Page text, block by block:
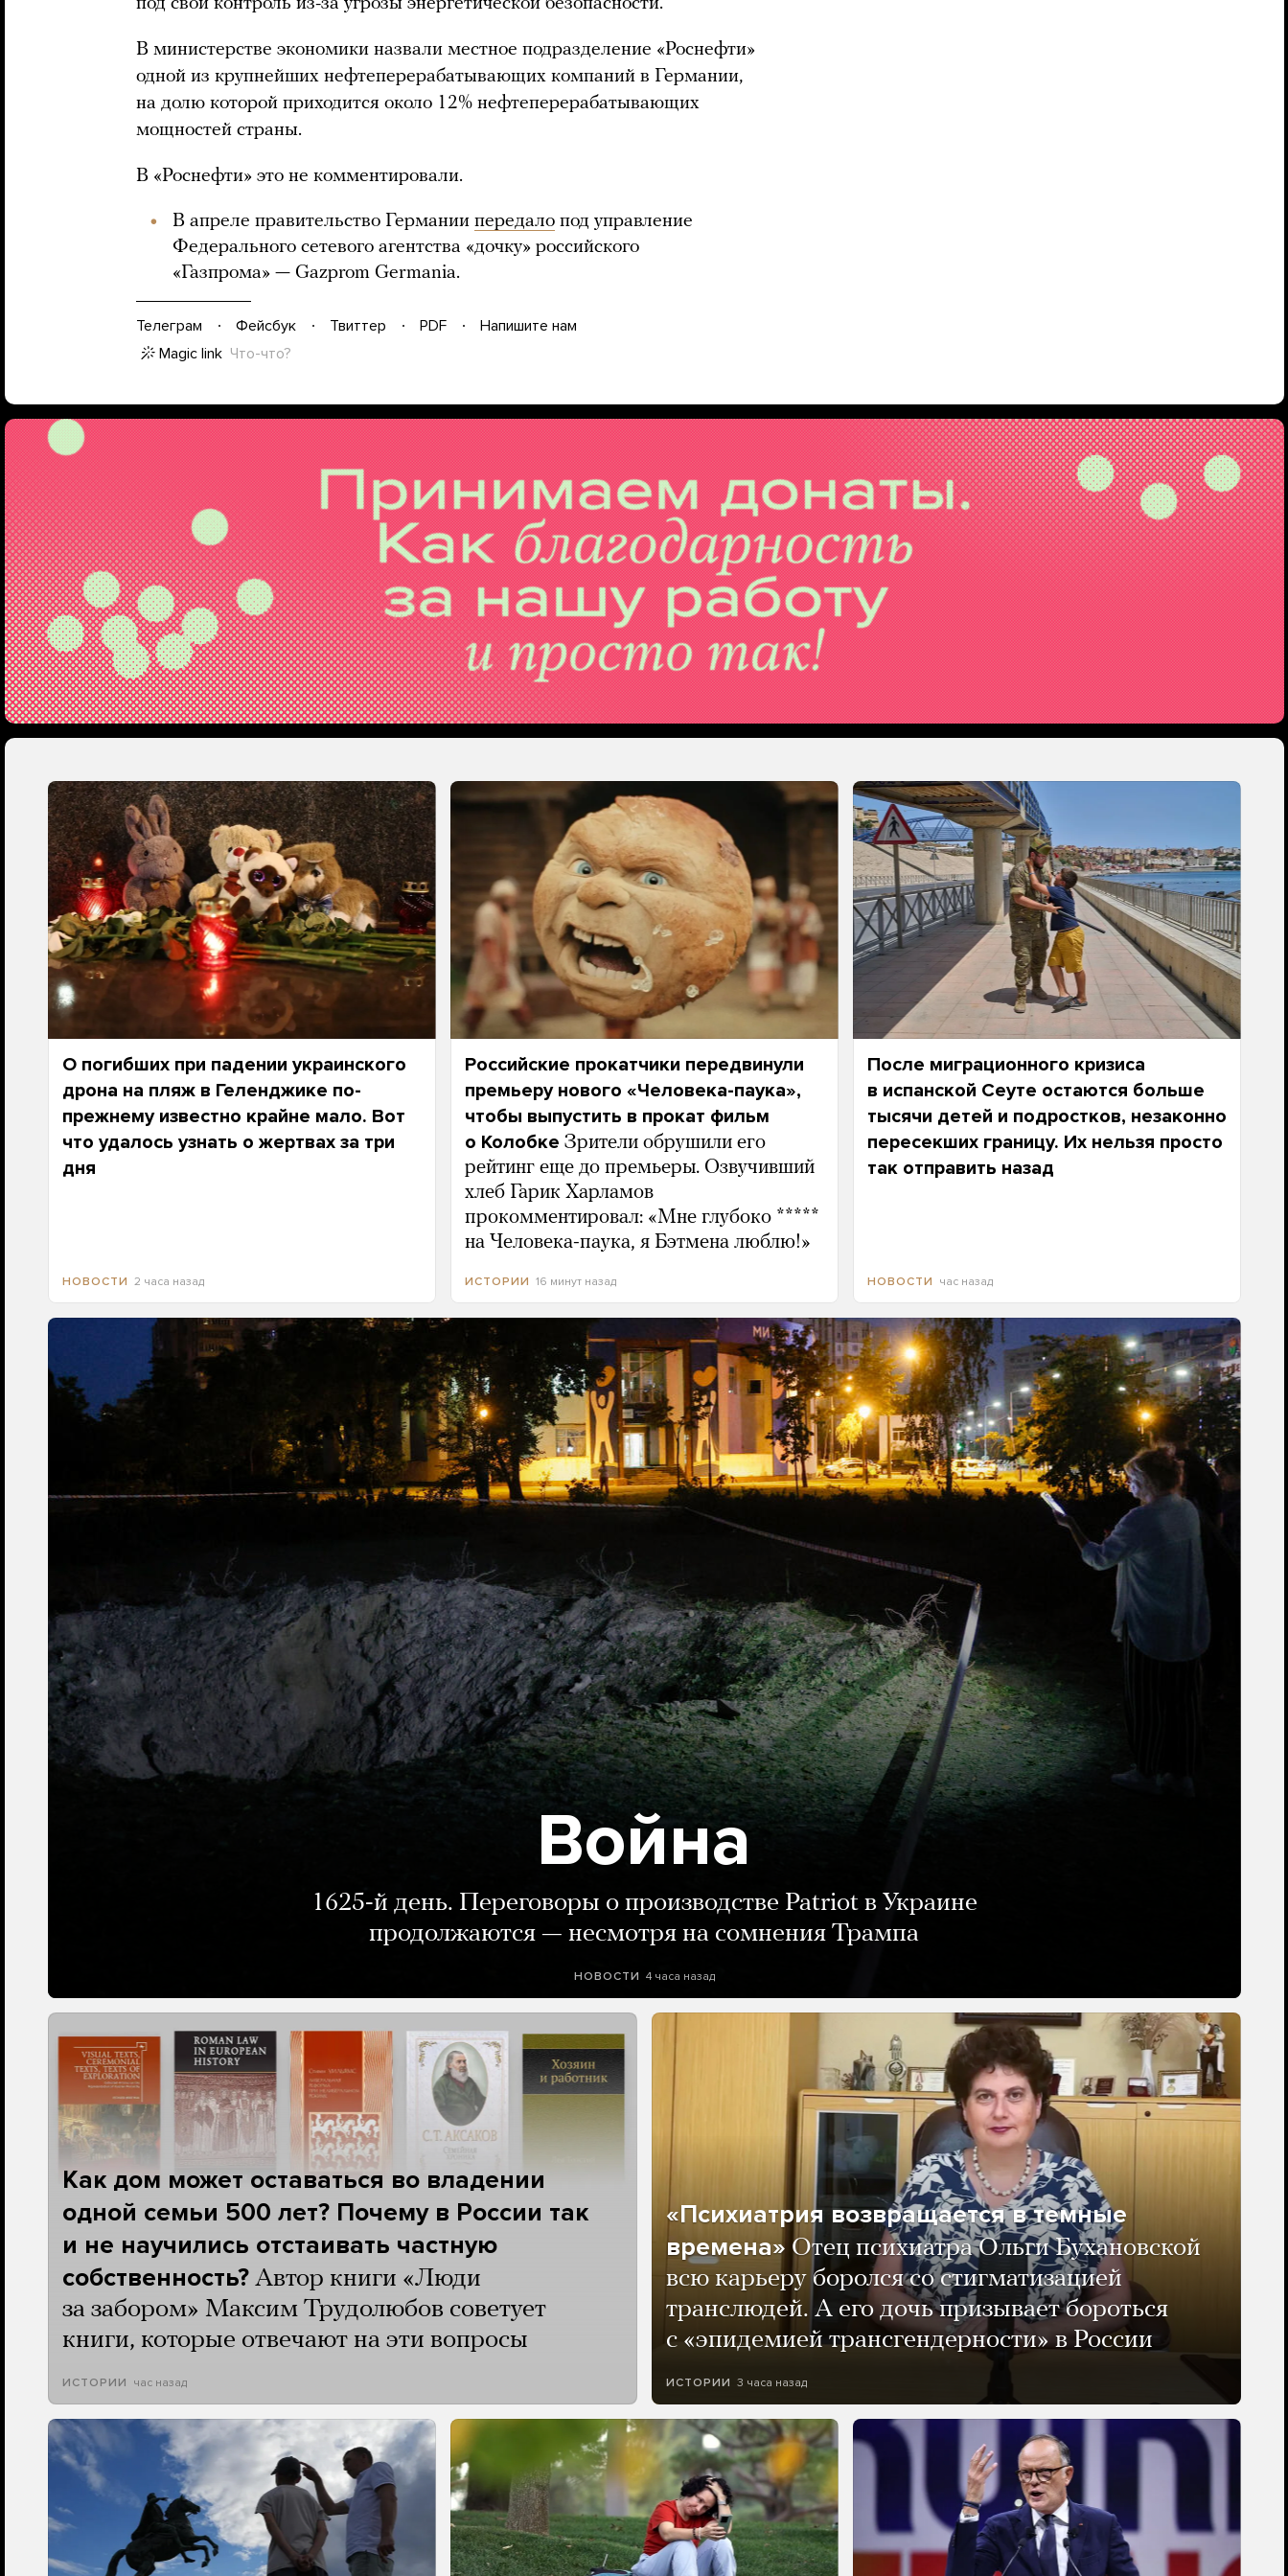
под свой контроль из-за угрозы энергетической безопасности.
В министерстве экономики назвали местное подразделение «Роснефти»
одной из крупнейших нефтеперерабатывающих компаний в Германии,
на долю которой приходится около 12% нефтеперерабатывающих
мощностей страны.
В «Роснефти» это не комментировали.
В апреле правительство Германии передало под управление
Федерального сетевого агентства «дочку» российского
«Газпрома» — Gazprom Germania.
Телеграм Фейсбук Твиттер PDF
Напишите нам
Magic link Что-что?
О погибших при падении украинского
дрона на пляж в Геленджике по-
прежнему известно крайне мало. Вот
что удалось узнать о жертвах за три
дня
НОВОСТИ 2 часа назад
Российские прокатчики передвинули
премьеру нового «Человека-паука»,
чтобы выпустить в прокат фильм
о Колобке Зрители обрушили его
рейтинг еще до премьеры. Озвучивший
хлеб Гарик Харламов
прокомментировал: «Мне глубоко *****
на Человека-паука, я Бэтмена люблю!»
ИСТОРИИ 16 минут назад
После миграционного кризиса
в испанской Сеуте остаются больше
тысячи детей и подростков, незаконно
пересекших границу. Их нельзя просто
так отправить назад
НОВОСТИ час назад
Война
1625-й день. Переговоры о производстве Patriot в Украине
продолжаются — несмотря на сомнения Трампа
НОВОСТИ 4 часа назад
Как дом может оставаться во владении
одной семьи 500 лет? Почему в России так
и не научились отстаивать частную
собственность? Автор книги «Люди
за забором» Максим Трудолюбов советует
книги, которые отвечают на эти вопросы
ИСТОРИИ час назад
«Психиатрия возвращается в темные
времена» Отец психиатра Ольги Бухановской
всю карьеру боролся со стигматизацией
транслюдей. А его дочь призывает бороться
с «эпидемией трансгендерности» в России
ИСТОРИИ 3 часа назад